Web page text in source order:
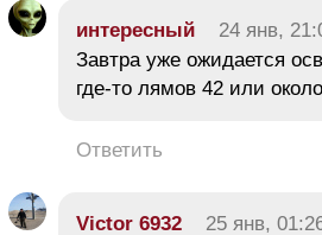
интересный 24 янв,
Завтра уже ожидается
где-то лямов 42 или
Ответить
Victor 6932 25 янв,